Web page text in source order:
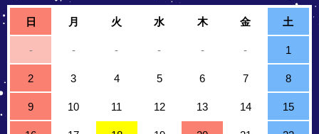
日 月 火 水 木 金 土
- - - - - - 1
2 3 4 5 6 7 8
9 10 11 12 13 14 15